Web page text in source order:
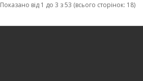
Показано від 1 до 3 з 53 (всього сторінок: 18)